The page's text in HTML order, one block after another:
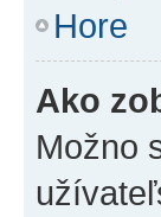
Hore
Ako
Možno